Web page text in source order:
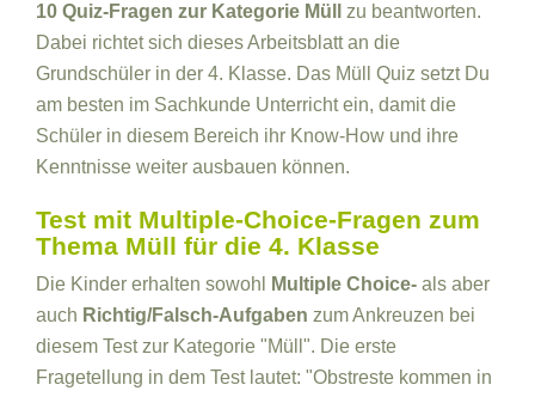
10 Quiz-Fragen zur Kategorie Müll
zu beantworten.
Dabei richtet sich dieses Arbeitsblatt an die
Grundschüler in der 4. Klasse. Das Müll Quiz setzt Du
am besten im Sachkunde Unterricht ein, damit die
Schüler in diesem Bereich ihr Know-How und ihre
Kenntnisse weiter ausbauen können.
Test mit Multiple-Choice-Fragen zum
Thema Müll für die 4. Klasse
Die Kinder erhalten sowohl Multiple Choice- als aber
auch Richtig/Falsch-Aufgaben zum Ankreuzen bei
diesem Test zur Kategorie "Müll". Die erste
Fragetellung in dem Test lautet: "Obstreste kommen in